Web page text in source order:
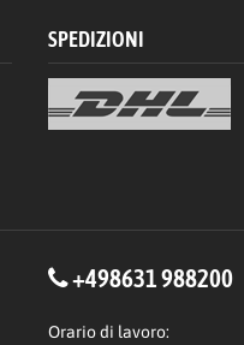
SPEDIZIONI
+498631 988200
Orario di lavoro: